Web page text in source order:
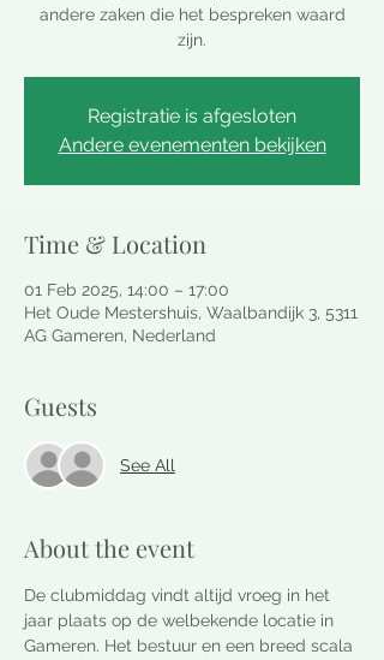
andere zaken die het bespreken waard
zijn.
Registratie is afgesloten
Andere evenementen bekijken
Time & Location
01 Feb 2025, 14:00 – 17:00
Het Oude Mestershuis, Waalbandijk 3, 5311
AG Gameren, Nederland
Guests
See All
About the event
De clubmiddag vindt altijd vroeg in het
jaar plaats op de welbekende locatie in
Gameren. Het bestuur en een breed scala